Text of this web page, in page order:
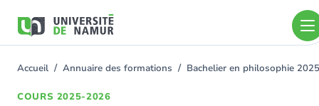
contenu
You
Accueil Annuaire des formations Bachelier en philosophie
COURS 2025-2026